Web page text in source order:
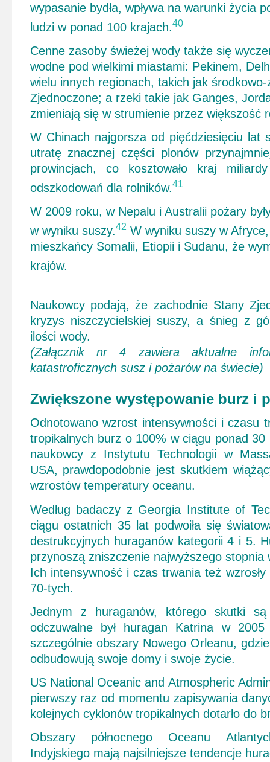
wypasanie bydła, wpływa na warunki życia
ludzi w ponad 100 krajach.40
Cenne zasoby świeżej wody także się
wodne pod wielkimi miastami: Pekinem,
wielu innych regionach, takich jak
Zjednoczone; a rzeki takie jak Ganges,
zmieniają się w strumienie przez większość
W Chinach najgorsza od pięćdziesięciu lat
utratę znacznej części plonów
prowincjach, co kosztowało kraj
odszkodowań dla rolników.41
W 2009 roku, w Nepalu i Australii pożary
w wyniku suszy.42 W wyniku suszy w
mieszkańcy Somalii, Etiopii i Sudanu, że
krajów.
Naukowcy podają, że zachodnie Stany
kryzys niszczycielskiej suszy, a śnieg z
ilości wody.
(Załącznik nr 4 zawiera aktualne
katastroficznych susz i pożarów na świecie)
Zwiększone występowanie burz i
Odnotowano wzrost intensywności i czasu
tropikalnych burz o 100% w ciągu ponad
naukowcy z Instytutu Technologii w
USA, prawdopodobnie jest skutkiem
wzrostów temperatury oceanu.
Według badaczy z Georgia Institute of
ciągu ostatnich 35 lat podwoiła się
destrukcyjnych huraganów kategorii 4 i 5.
przynoszą zniszczenie najwyższego stopnia
Ich intensywność i czas trwania też
70-tych.
Jednym z huraganów, którego skutki
odczuwalne był huragan Katrina w
szczególnie obszary Nowego Orleanu,
odbudowują swoje domy i swoje życie.
US National Oceanic and Atmospheric
pierwszy raz od momentu zapisywania
kolejnych cyklonów tropikalnych dotarło do
Obszary północnego Oceanu
Indyjskiego mają najsilniejsze tendencje